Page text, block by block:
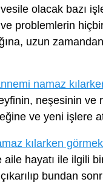
olacak bazı
problemlerin
uzun
namaz
neşesinin ve
ve yeni işlere
kılarken görmek
aile hayatı ile ilgili
bundan